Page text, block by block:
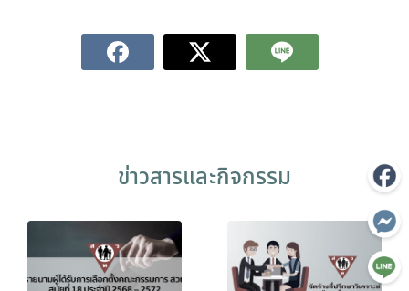
ข่าวสารและกิจกรรม